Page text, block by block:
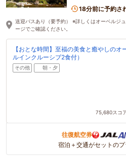
18分前に予約さ
送迎バスあり（要予約） ※詳しくはオーベルジ
ージでご確認ください。
【おとな時間】至福の美食と癒やしの
ルインクルーシブ2食付）
その他 朝・夕
75,680スコ
往復航空券
宿泊＋交通がセットの